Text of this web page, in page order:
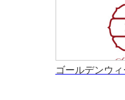
ゴールデンウ